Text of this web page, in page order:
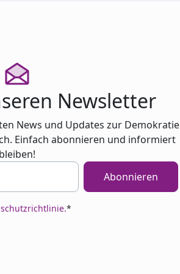
Newsletter
News und Updates zur Demokratie
Einfach abonnieren und informiert
bleiben!
*
Abonnieren